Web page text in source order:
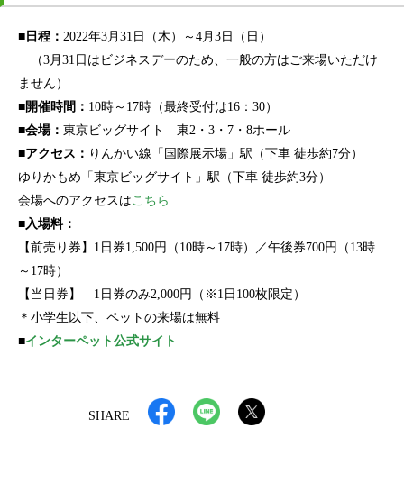
■日程： 2022年3月31日（木）～4月3日（日）
（3月31日はビジネスデーのため、一般の方はご来場いただけ
ません）
■開催時間： 10時～17時（最終受付は16：30）
■会場： 東京ビッグサイト 東2・3・7・8ホール
■アクセス： りんかい線「国際展示場」駅（下車 徒歩約7分）
ゆりかもめ「東京ビッグサイト」駅（下車 徒歩約3分）
会場へのアクセスはこちら
■入場料：
【前売り券】1日券1,500円（10時～17時）／午後券700円（13時
～17時）
【当日券】 1日券のみ2,000円（※1日100枚限定）
＊小学生以下、ペットの来場は無料
■インターペット公式サイト
SHARE